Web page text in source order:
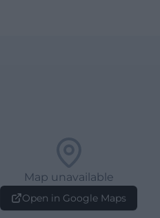
Map unavailable
Open in Google Maps